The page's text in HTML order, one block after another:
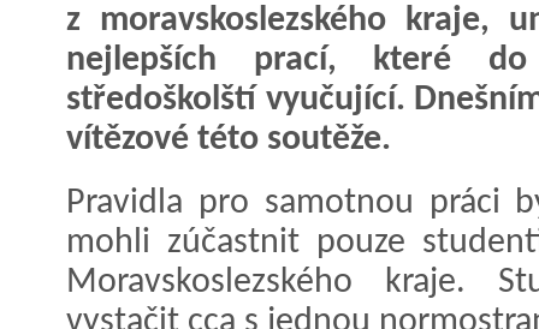
z moravskoslezského kraje,
nejlepších prací, které
středoškolští vyučující.
vítězové této soutěže.
Pravidla pro samotnou práci
mohli zúčastnit pouze
Moravskoslezského kraje.
vystačit cca s jednou